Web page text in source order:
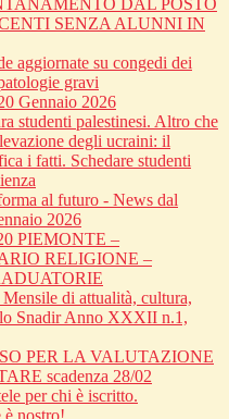
DAL POSTO
SENZA ALUNNI IN
aggiornate su congedi dei
gravi
Gennaio 2026
studenti palestinesi. Altro che
degli ucraini: il
i fatti. Schedare studenti
al futuro - News dal
2026
PIEMONTE –
RELIGIONE –
di attualità, cultura,
Snadir Anno XXXII n.1,
PER LA VALUTAZIONE
scadenza 28/02
per chi è iscritto.